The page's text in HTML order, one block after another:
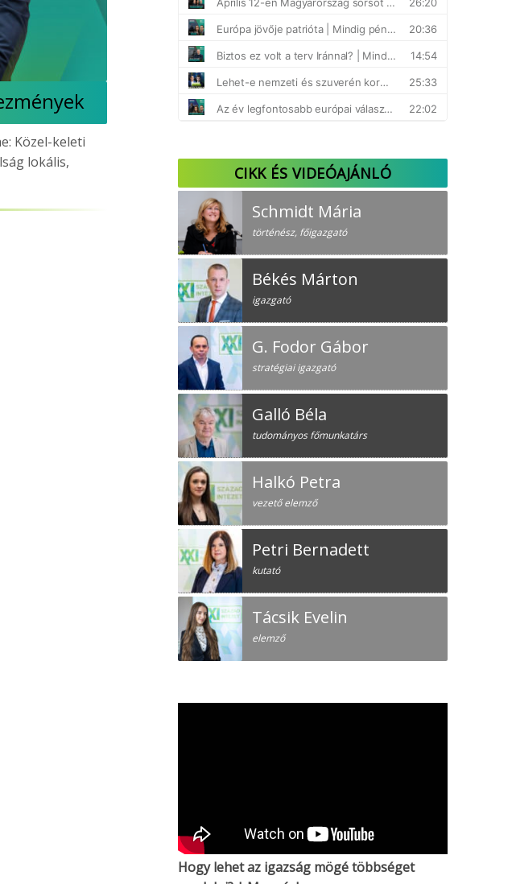
Közel-keleti
lokális,
CIKK ÉS VIDEÓAJÁNLÓ
Schmidt Mária
történész, főigazgató
Békés Márton
igazgató
G. Fodor Gábor
stratégiai igazgató
Galló Béla
tudományos főmunkatárs
Halkó Petra
vezető elemző
Petri Bernadett
kutató
Tácsik Evelin
elemző
Hogy lehet az igazság mögé többséget